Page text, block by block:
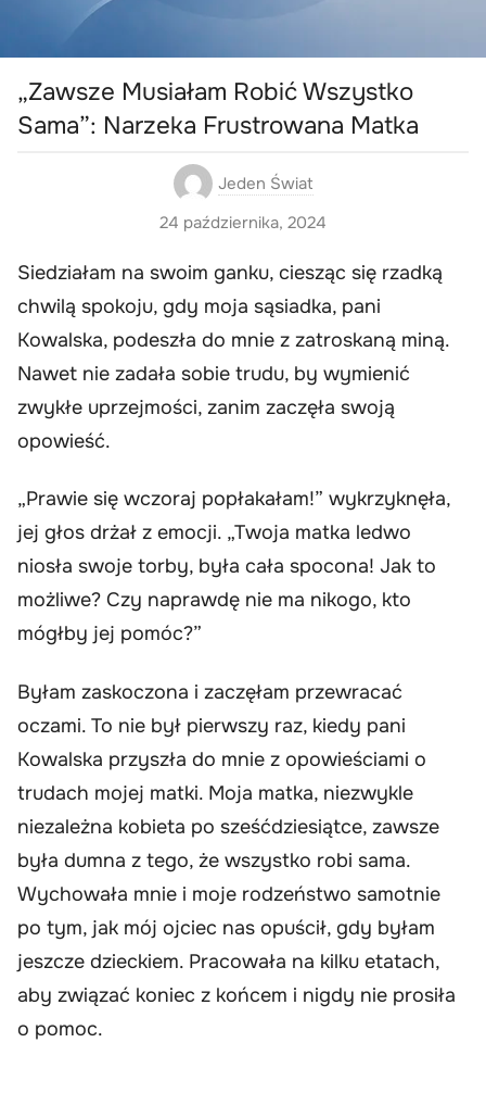
„Zawsze Musiałam Robić Wszystko
Sama”: Narzeka Frustrowana Matka
Jeden Świat
24 października, 2024
Siedziałam na swoim ganku, ciesząc się rzadką
chwilą spokoju, gdy moja sąsiadka, pani
Kowalska, podeszła do mnie z zatroskaną miną.
Nawet nie zadała sobie trudu, by wymienić
zwykłe uprzejmości, zanim zaczęła swoją
opowieść.
„Prawie się wczoraj popłakałam!” wykrzyknęła,
jej głos drżał z emocji. „Twoja matka ledwo
niosła swoje torby, była cała spocona! Jak to
możliwe? Czy naprawdę nie ma nikogo, kto
mógłby jej pomóc?”
Byłam zaskoczona i zaczęłam przewracać
oczami. To nie był pierwszy raz, kiedy pani
Kowalska przyszła do mnie z opowieściami o
trudach mojej matki. Moja matka, niezwykle
niezależna kobieta po sześćdziesiątce, zawsze
była dumna z tego, że wszystko robi sama.
Wychowała mnie i moje rodzeństwo samotnie
po tym, jak mój ojciec nas opuścił, gdy byłam
jeszcze dzieckiem. Pracowała na kilku etatach,
aby związać koniec z końcem i nigdy nie prosiła
o pomoc.